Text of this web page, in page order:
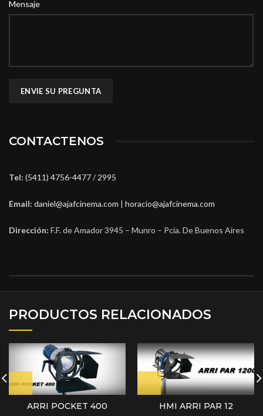
Mensaje
CONTACTENOS
Tel: (5411) 4756-4477/ 2995
Email: daniel@ajafcinema.com | horacio@ajafcinema.com
Dirección: F.F. de Amador 3945 – Munro – Pcia. De Buenos Aires
PRODUCTOS RELACIONADOS
ARRI POCKET 400 HMI ARRI PAR 12